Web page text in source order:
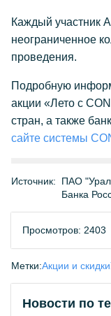
Каждый участник
неограниченное
проведения.
Подробную
акции «Лето с
стран, а также
сайте системы
Источник:
ПАО
Банка
Просмотров: 2403
Метки:Акции и скидки
Новости по